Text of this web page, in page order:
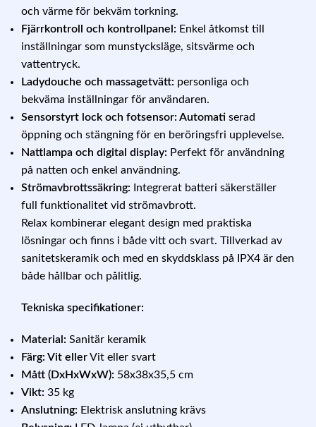
och värme för bekväm torkning.
Fjärrkontroll och kontrollpanel: Enkel åtkomst till
inställningar som munstycksläge, sitsvärme och
vattentryck.
Ladydouche och massagetvätt: personliga och
bekväma inställningar för användaren.
Sensorstyrt lock och fotsensor: Automati serad
öppning och stängning för en beröringsfri upplevelse.
Nattlampa och digital display: Perfekt för användning
på natten och enkel användning.
Strömavbrottssäkring: Integrerat batteri säkerställer
full funktionalitet vid strömavbrott.
Relax kombinerar elegant design med praktiska
lösningar och finns i både vitt och svart. Tillverkad av
sanitetskeramik och med en skyddsklass på IPX4 är den
både hållbar och pålitlig.
Tekniska specifikationer:
Material: Sanitär keramik
Färg: Vit ellerVit eller svart
Mått (DxHxWxW): 58x38x35,5 cm
Vikt: 35 kg
Anslutning: Elektrisk anslutning krävs